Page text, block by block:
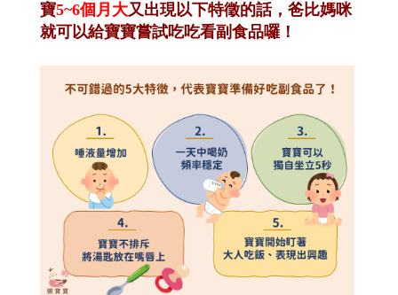
寶5~6個月大又出現以下特徵的話，爸比媽咪
就可以給寶寶嘗試吃吃看副食品囉！